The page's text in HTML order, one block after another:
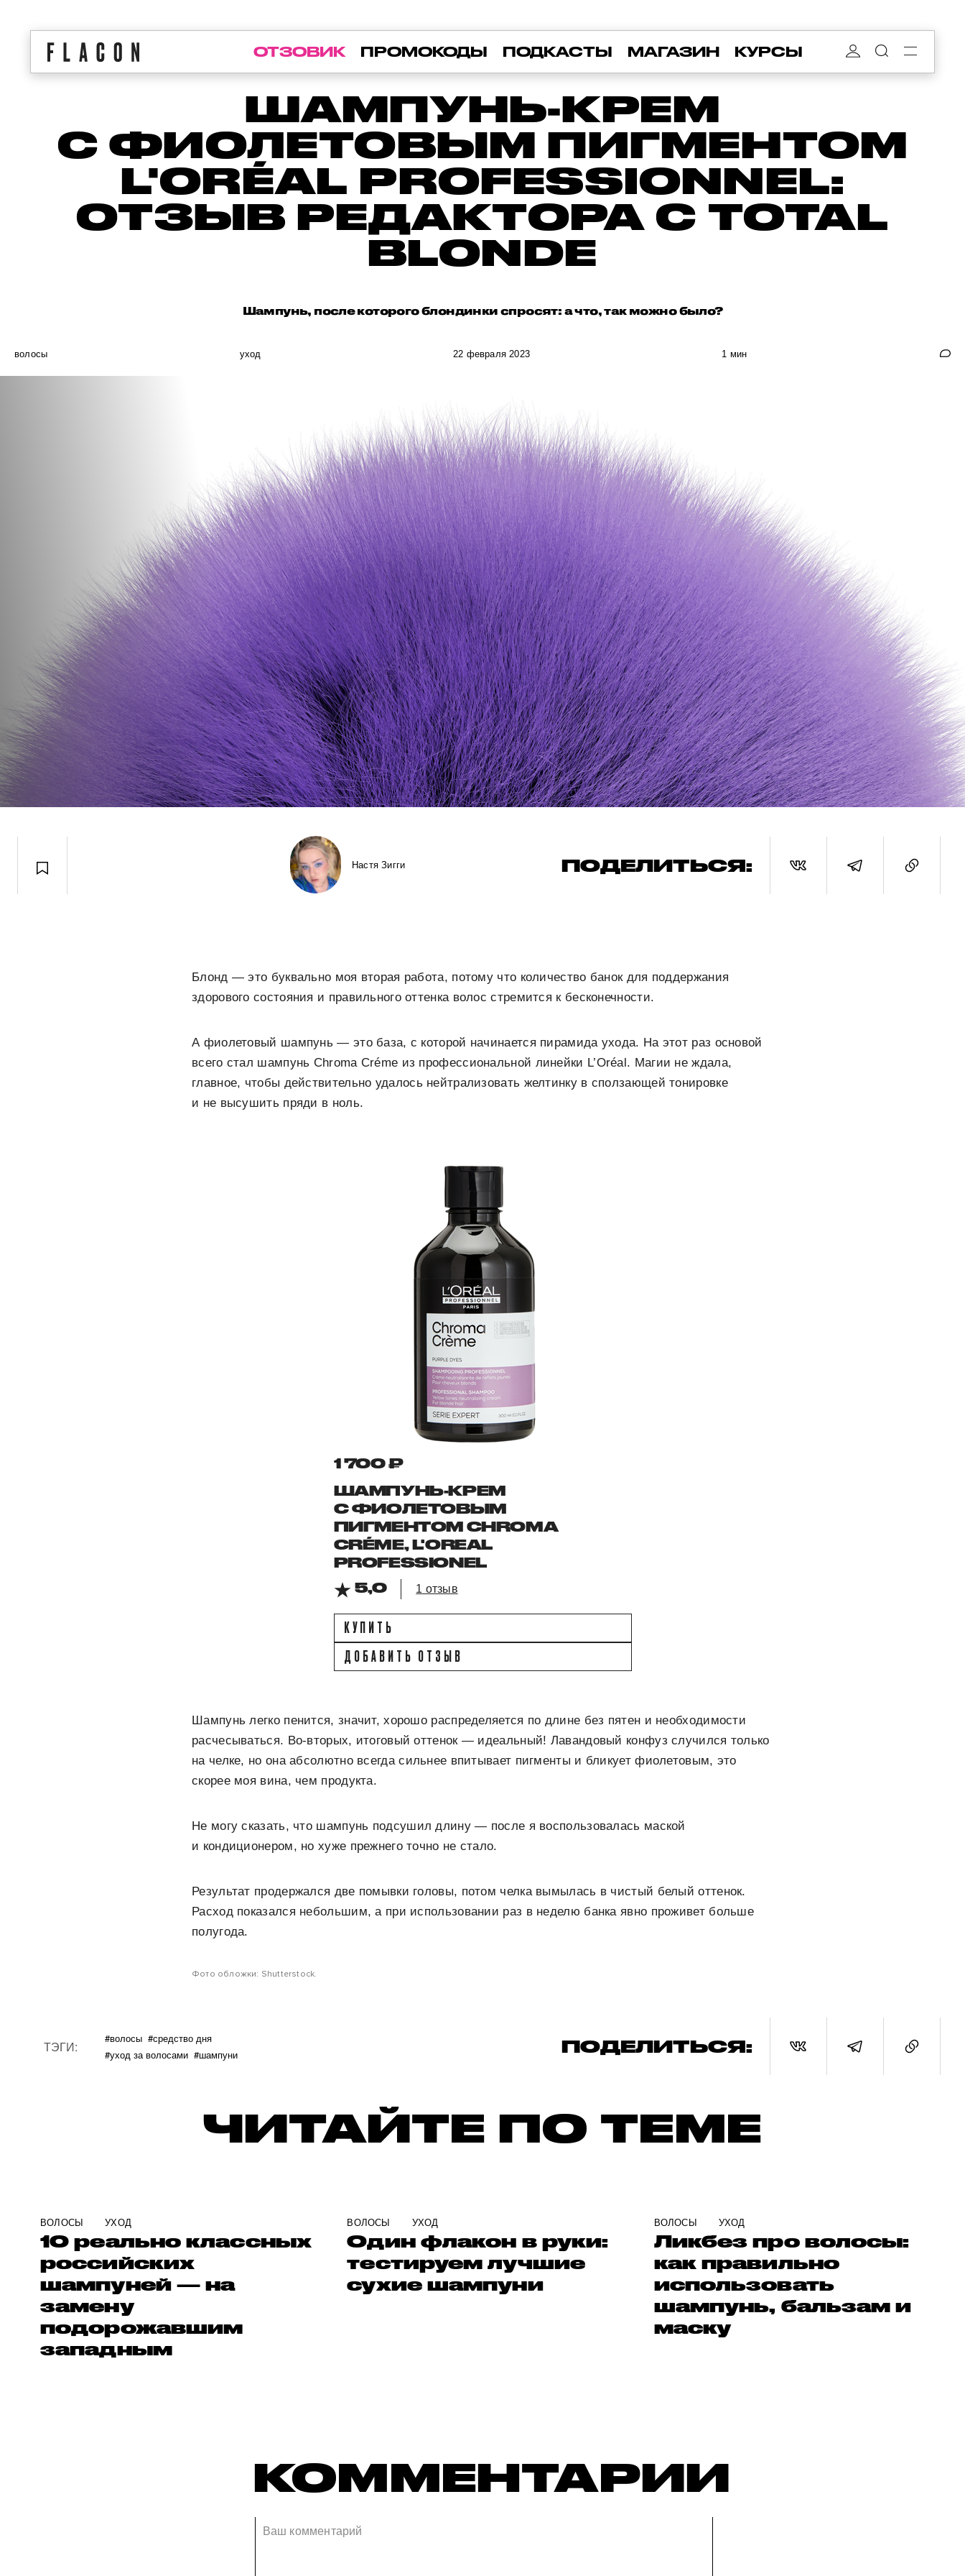
ОТЗОВИК ПРОМОКОДЫ ПОДКАСТЫ МАГАЗИН КУРСЫ
ШАМПУНЬ-КРЕМ
С ФИОЛЕТОВЫМ ПИГМЕНТОМ
L'ORÉAL PROFESSIONNEL:
ОТЗЫВ РЕДАКТОРА С TOTAL
BLONDE
Шампунь, после которого блондинки спросят: а что, так можно было?
волосы уход 22 февраля 2023 1 мин
Настя Зигги ПОДЕЛИТЬСЯ:
Блонд — это буквально моя вторая работа, потому что количество банок для поддержания
здорового состояния и правильного оттенка волос стремится к бесконечности.
А фиолетовый шампунь — это база, с которой начинается пирамида ухода. На этот раз основой
всего стал шампунь Chroma Créme из профессиональной линейки L’Oréal. Магии не ждала,
главное, чтобы действительно удалось нейтрализовать желтинку в сползающей тонировке
и не высушить пряди в ноль.
1 700 ₽
ШАМПУНЬ-КРЕМ
С ФИОЛЕТОВЫМ
ПИГМЕНТОМ CHROMA
CRÉME, L'OREAL
PROFESSIONEL
5,0
1 отзыв
КУПИТЬ
ДОБАВИТЬ ОТЗЫВ
Шампунь легко пенится, значит, хорошо распределяется по длине без пятен и необходимости
расчесываться. Во-вторых, итоговый оттенок — идеальный! Лавандовый конфуз случился только
на челке, но она абсолютно всегда сильнее впитывает пигменты и бликует фиолетовым, это
скорее моя вина, чем продукта.
Не могу сказать, что шампунь подсушил длину — после я воспользовалась маской
и кондиционером, но хуже прежнего точно не стало.
Результат продержался две помывки головы, потом челка вымылась в чистый белый оттенок.
Расход показался небольшим, а при использовании раз в неделю банка явно проживет больше
полугода.
Фото обложки: Shutterstock.
ТЭГИ: #волосы #средство дня
#уход за волосами #шампуни ПОДЕЛИТЬСЯ:
ЧИТАЙТЕ ПО ТЕМЕ
ВОЛОСЫ УХОД
10 реально классных
российских
шампуней — на
замену
подорожавшим
западным
ВОЛОСЫ УХОД
Один флакон в руки:
тестируем лучшие
сухие шампуни
ВОЛОСЫ УХОД
Ликбез про волосы:
как правильно
использовать
шампунь, бальзам и
маску
КОММЕНТАРИИ